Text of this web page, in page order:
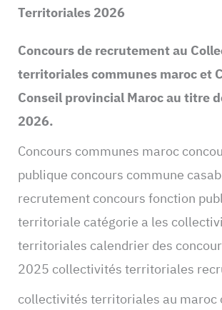
Territoriales 2026
Concours de recrutement au
territoriales communes maroc et
Conseil provincial Maroc au titre
2026.
Concours communes maroc
publique concours commune
recrutement concours fonction
territoriale catégorie a les
territoriales calendrier des
2025 collectivités territoriales
collectivités territoriales au maroc